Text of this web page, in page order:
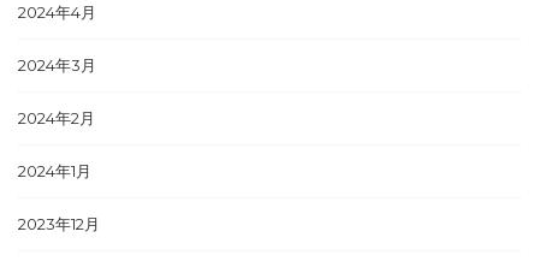
2024年4月
2024年3月
2024年2月
2024年1月
2023年12月